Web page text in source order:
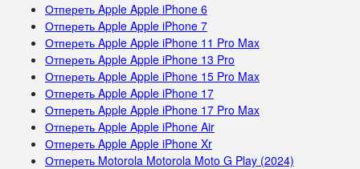
Отпереть Apple Apple iPhone 6
Отпереть Apple Apple iPhone 7
Отпереть Apple Apple iPhone 11 Pro Max
Отпереть Apple Apple iPhone 13 Pro
Отпереть Apple Apple iPhone 15 Pro Max
Отпереть Apple Apple iPhone 17
Отпереть Apple Apple iPhone 17 Pro Max
Отпереть Apple Apple iPhone Air
Отпереть Apple Apple iPhone Xr
Отпереть Motorola Motorola Moto G Play (2024)